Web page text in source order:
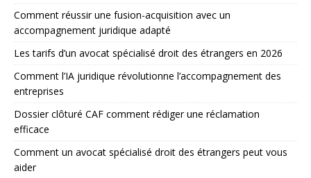
Comment réussir une fusion-acquisition avec un
accompagnement juridique adapté
Les tarifs d’un avocat spécialisé droit des étrangers en 2026
Comment l’IA juridique révolutionne l’accompagnement des
entreprises
Dossier clôturé CAF comment rédiger une réclamation
efficace
Comment un avocat spécialisé droit des étrangers peut vous
aider